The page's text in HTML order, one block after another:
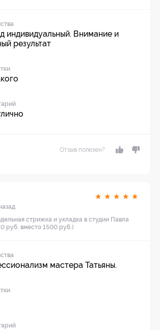
индивидуальный. Внимание и
результат
Отзыв полезен?
★ ★ ★ ★ ★
стрижка и укладка в студии Павла
руб. вместо 1500 руб.)
мастера Татьяны.